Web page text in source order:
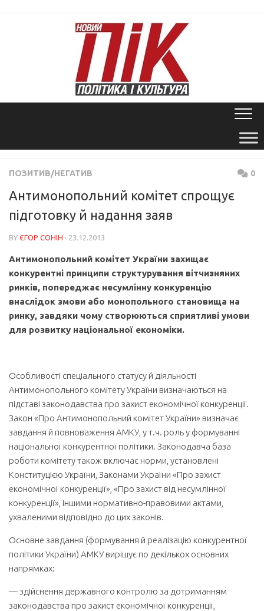
ПОЗИТИВ/НЕГАТИВ 0
Антимонопольний комітет спрощує
підготовку й надання заяв
BY ЄГОР СОНІН · 23.12.2013
Антимонопольний комітет України захищає
конкурентні принципи структурування вітчизняних
ринків, попереджає несумлінну конкуренцію
внаслідок змови або монопольного становища на
ринку, завдяки чому створюються сприятливі умови
для розвитку національної економіки.
Особливості спеціального статусу й діяльності
Антимонопольного комітету України визначаються на
підставі законодавства про захист економічної конкуренції.
Закон «Про Антимонопольний комітет України» визначає
завдання й повноваження АМКУ, у т.ч. роль у формуванні
національної конкурентної політики. Законодавча база
роботи комітету також включає норми, установлені
Конституцією України, Законами України «Про захист
економічної конкуренції», «Про захист від несумлінної
конкуренції», іншими нормативно-правовими актами,
ухваленими відповідно до цих законів.
Основне завдання (формування й реалізацію конкурентної
політики України) АМКУ вирішує по декількох основних
напрямках:
— здійснення державного контролю за дотриманням
законодавства про захист економічної конкуренції,